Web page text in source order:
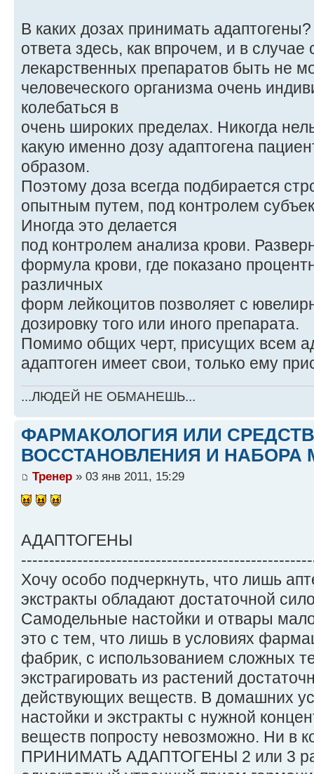
В каких дозах принимать
ответа здесь, как впрочем, и в случае
лекарственных препаратов быть не
человеческого организма очень
колебаться в
очень широких пределах. Никогда
какую именно дозу адаптогена
образом.
Поэтому доза всегда подбирается
опытным путем, под контролем
Иногда это делается
под контролем анализа крови.
формула крови, где показано
различных
форм лейкоцитов позволяет с
дозировку того или иного препарата.
Помимо общих черт, присущих всем
адаптоген имеет свои, только ему
...ЛЮДЕЙ НЕ ОБМАНЕШЬ...
ФАРМАКОЛОГИЯ ИЛИ
ВОССТАНОВЛЕНИЯ И НАБОРА
Тренер » 03 янв 2011, 15:29
АДАПТОГЕНЫ
Хочу особо подчеркнуть, что лишь
экстракты обладают достаточной
Самодельные настойки и отвары
это с тем, что лишь в условиях
фабрик, с использованием сложных
экстрагировать из растений
действующих веществ. В домашних
настойки и экстракты с нужной
веществ попросту невозможно. Ни в
ПРИНИМАТЬ АДАПТОГЕНЫ 2 или 3